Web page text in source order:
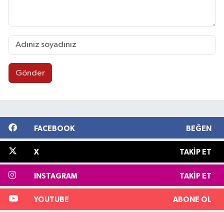
Gönder
FACEBOOK BEĞEN
X TAKIP ET
INSTAGRAM TAKIP ET
YOUTUBE ABONE OL